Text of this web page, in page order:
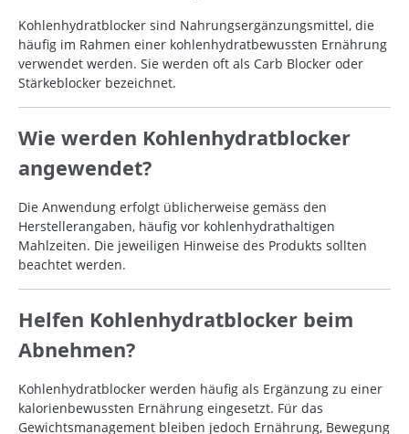
Kohlenhydratblocker sind Nahrungsergänzungsmittel, die
häufig im Rahmen einer kohlenhydratbewussten Ernährung
verwendet werden. Sie werden oft als Carb Blocker oder
Stärkeblocker bezeichnet.
Wie werden Kohlenhydratblocker
angewendet?
Die Anwendung erfolgt üblicherweise gemäss den
Herstellerangaben, häufig vor kohlenhydrathaltigen
Mahlzeiten. Die jeweiligen Hinweise des Produkts sollten
beachtet werden.
Helfen Kohlenhydratblocker beim
Abnehmen?
Kohlenhydratblocker werden häufig als Ergänzung zu einer
kalorienbewussten Ernährung eingesetzt. Für das
Gewichtsmanagement bleiben jedoch Ernährung, Bewegung